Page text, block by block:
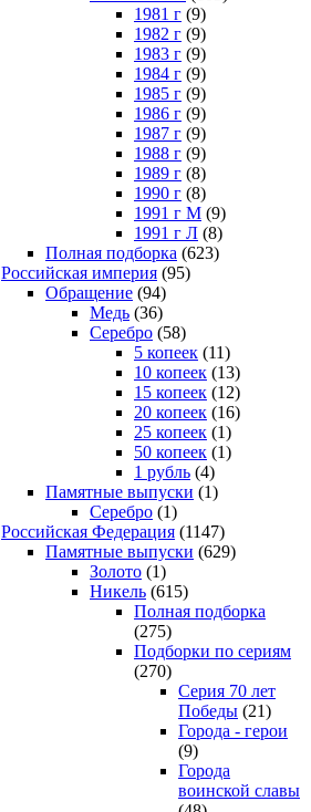
1981 г (9)
1982 г (9)
1983 г (9)
1984 г (9)
1985 г (9)
1986 г (9)
1987 г (9)
1988 г (9)
1989 г (8)
1990 г (8)
1991 г М (9)
1991 г Л (8)
Полная подборка (623)
Российская империя (95)
Обращение (94)
Медь (36)
Серебро (58)
5 копеек (11)
10 копеек (13)
15 копеек (12)
20 копеек (16)
25 копеек (1)
50 копеек (1)
1 рубль (4)
Памятные выпуски (1)
Серебро (1)
Российская Федерация (1147)
Памятные выпуски (629)
Золото (1)
Никель (615)
Полная подборка
(275)
Подборки по сериям
(270)
Серия 70 лет
Победы (21)
Города - герои
(9)
Города
воинской славы